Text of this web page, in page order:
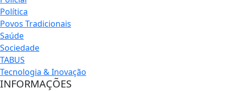
Política
Povos Tradicionais
Saúde
Sociedade
TABUS
Tecnologia & Inovação
INFORMAÇÕES